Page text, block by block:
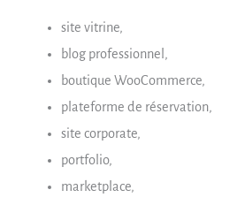
site vitrine,
blog professionnel,
boutique WooCommerce,
plateforme de réservation,
site corporate,
portfolio,
marketplace,